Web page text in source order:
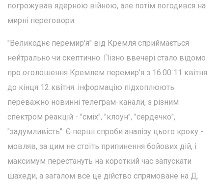
погрожував ядерною війною, але потім погодився на
мирні переговори.
"Великоднє перемир'я" від Кремля сприймається
нейтрально чи скептично. Пізно ввечері стало відомо
про оголошення Кремлем перемир'я з 16:00 11 квітня
до кінця 12 квітня: інформацію підхоплюють
переважно новинні телеграм-канали, з різним
спектром реакцій - "сміх", "клоун", "сердечко",
"задумливість". Є перші спроби аналізу цього кроку -
мовляв, за цим не стоїть припинення бойових дій, і
максимум перестануть на короткий час запускати
шахеди, а загалом все це дійство спрямоване на Д.